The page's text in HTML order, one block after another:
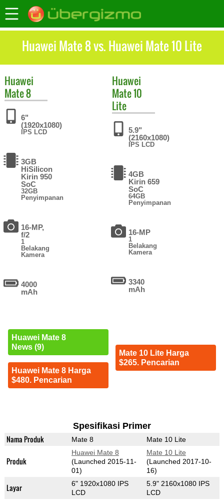
Huawei Mate 8 vs. Huawei Mate 10 Lite
Huawei
Mate 8
6"
(1920x1080)
IPS LCD
3GB
HiSilicon
Kirin 950
SoC
32GB
Penyimpanan
16-MP,
f/2
1
Belakang
Kamera
4000
mAh
Huawei Mate 8
News (9)
Huawei Mate 8 Harga
$480. Pencarian
Huawei
Mate 10
Lite
5.9"
(2160x1080)
IPS LCD
4GB
Kirin 659
SoC
64GB
Penyimpanan
16-MP
1
Belakang
Kamera
3340
mAh
Mate 10 Lite Harga
$265. Pencarian
Spesifikasi Primer
Nama Produk Mate 8 Mate 10 Lite
Produk
Huawei Mate 8
(Launched 2015-11-
01)
Mate 10 Lite
(Launched 2017-10-
16)
Layar
6" 1920x1080 IPS
LCD
5.9" 2160x1080 IPS
LCD